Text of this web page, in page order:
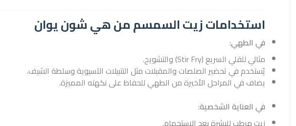
استخدامات زيت السمسم من هي شون يوان
في الطهي:
مثالي للقلي السريع (Stir Fry) والتشويح.
يُستخدم في تحضير الصلصات والمقبلات مثل التتبيلات الآسيوية وسلطة الشيف.
يضاف في المراحل الأخيرة من الطهي للحفاظ على نكهته المميزة.
في العناية الشخصية:
زيت مرطب للبشرة بعد الاستحمام.